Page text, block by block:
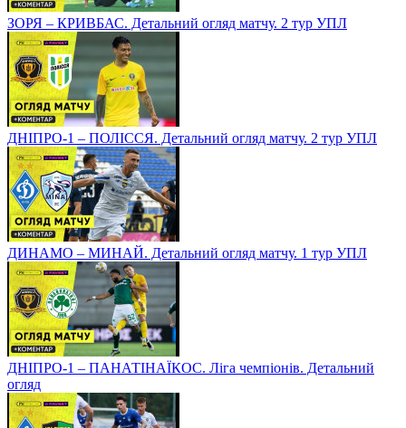
ЗОРЯ – КРИВБАС. Детальний огляд матчу. 2 тур УПЛ
ДНІПРО-1 – ПОЛІССЯ. Детальний огляд матчу. 2 тур УПЛ
ДИНАМО – МИНАЙ. Детальний огляд матчу. 1 тур УПЛ
ДНІПРО-1 – ПАНАТІНАЇКОС. Ліга чемпіонів. Детальний
огляд